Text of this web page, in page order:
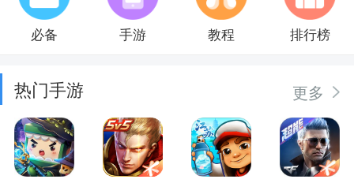
必备 手游 教程 排行榜
热门手游 更多